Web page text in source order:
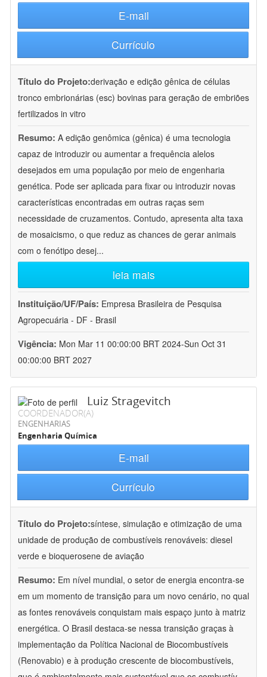
E-mail
Currículo
Título do Projeto:derivação e edição gênica de células
tronco embrionárias (esc) bovinas para geração de embriões
fertilizados in vitro
Resumo: A edição genômica (gênica) é uma tecnologia
capaz de introduzir ou aumentar a frequência alelos
desejados em uma população por meio de engenharia
genética. Pode ser aplicada para fixar ou introduzir novas
características encontradas em outras raças sem
necessidade de cruzamentos. Contudo, apresenta alta taxa
de mosaicismo, o que reduz as chances de gerar animais
com o fenótipo desej...
leia mais
Instituição/UF/País: Empresa Brasileira de Pesquisa
Agropecuária - DF - Brasil
Vigência: Mon Mar 11 00:00:00 BRT 2024-Sun Oct 31
00:00:00 BRT 2027
Luiz Stragevitch
COORDENADOR(A)
ENGENHARIAS
Engenharia Química
E-mail
Currículo
Título do Projeto:síntese, simulação e otimização de uma
unidade de produção de combustíveis renováveis: diesel
verde e bioquerosene de aviação
Resumo: Em nível mundial, o setor de energia encontra-se
em um momento de transição para um novo cenário, no qual
as fontes renováveis conquistam mais espaço junto à matriz
energética. O Brasil destaca-se nessa transição graças à
implementação da Política Nacional de Biocombustíveis
(Renovabio) e à produção crescente de biocombustíveis,